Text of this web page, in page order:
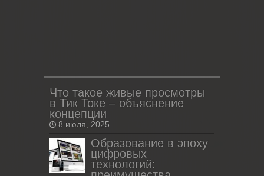
Что такое живые просмотры
в Тик Токе – объяснение
концепции
8 июля, 2025
Образование в эпоху
цифровых
технологий: